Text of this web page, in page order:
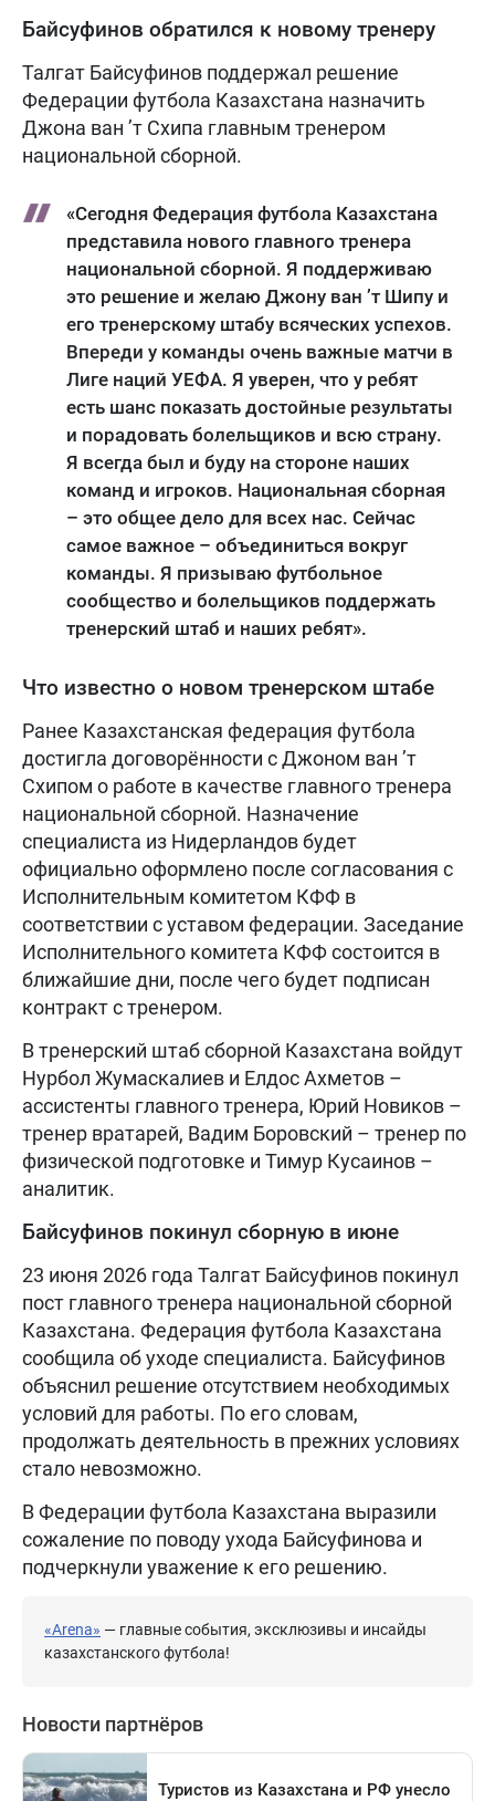
Байсуфинов обратился к новому тренеру
Талгат Байсуфинов поддержал решение
Федерации футбола Казахстана назначить
Джона ван ’т Схипа главным тренером
национальной сборной.
«Сегодня Федерация футбола Казахстана
представила нового главного тренера
национальной сборной. Я поддерживаю
это решение и желаю Джону ван ’т Шипу и
его тренерскому штабу всяческих успехов.
Впереди у команды очень важные матчи в
Лиге наций УЕФА. Я уверен, что у ребят
есть шанс показать достойные результаты
и порадовать болельщиков и всю страну.
Я всегда был и буду на стороне наших
команд и игроков. Национальная сборная
– это общее дело для всех нас. Сейчас
самое важное – объединиться вокруг
команды. Я призываю футбольное
сообщество и болельщиков поддержать
тренерский штаб и наших ребят».
Что известно о новом тренерском штабе
Ранее Казахстанская федерация футбола
достигла договорённости с Джоном ван ’т
Схипом о работе в качестве главного тренера
национальной сборной. Назначение
специалиста из Нидерландов будет
официально оформлено после согласования с
Исполнительным комитетом КФФ в
соответствии с уставом федерации. Заседание
Исполнительного комитета КФФ состоится в
ближайшие дни, после чего будет подписан
контракт с тренером.
В тренерский штаб сборной Казахстана войдут
Нурбол Жумаскалиев и Елдос Ахметов –
ассистенты главного тренера, Юрий Новиков –
тренер вратарей, Вадим Боровский – тренер по
физической подготовке и Тимур Кусаинов –
аналитик.
Байсуфинов покинул сборную в июне
23 июня 2026 года Талгат Байсуфинов покинул
пост главного тренера национальной сборной
Казахстана. Федерация футбола Казахстана
сообщила об уходе специалиста. Байсуфинов
объяснил решение отсутствием необходимых
условий для работы. По его словам,
продолжать деятельность в прежних условиях
стало невозможно.
В Федерации футбола Казахстана выразили
сожаление по поводу ухода Байсуфинова и
подчеркнули уважение к его решению.
«Arena» — главные события, эксклюзивы и инсайды
казахстанского футбола!